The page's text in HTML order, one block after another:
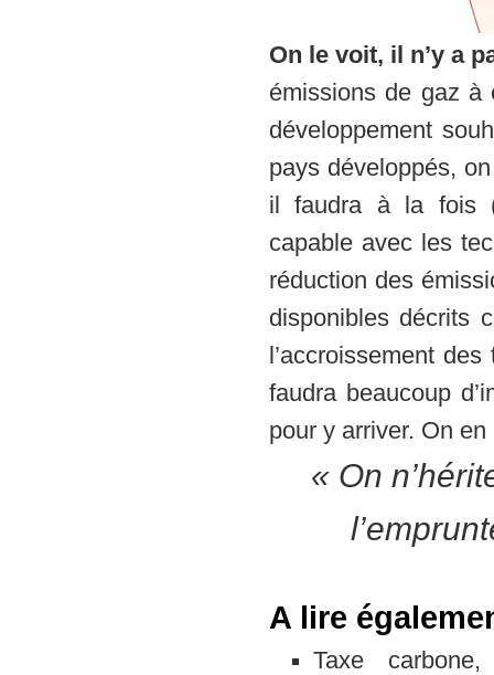
On le voit, il n’y a
émissions de gaz à
développement
pays développés,
il faudra à la fois
capable avec les
réduction des
disponibles décrits
l’accroissement
faudra beaucoup
pour y arriver. On
« On
A lire
Taxe